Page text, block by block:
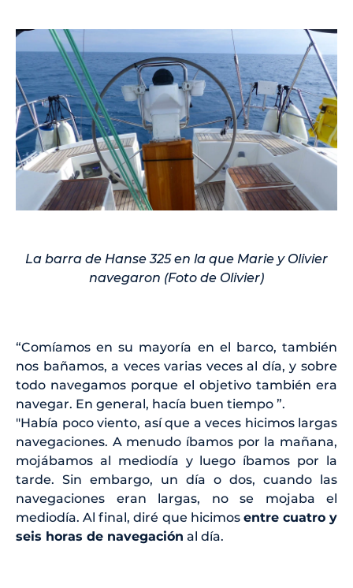
La barra de Hanse 325 en la que Marie y Olivier
navegaron (Foto de Olivier)
“Comíamos en su mayoría en el barco, también
nos bañamos, a veces varias veces al día, y sobre
todo navegamos porque el objetivo también era
navegar. En general, hacía buen tiempo ”.
"Había poco viento, así que a veces hicimos largas
navegaciones. A menudo íbamos por la mañana,
mojábamos al mediodía y luego íbamos por la
tarde. Sin embargo, un día o dos, cuando las
navegaciones eran largas, no se mojaba el
mediodía. Al final, diré que hicimos entre cuatro y
seis horas de navegación al día.